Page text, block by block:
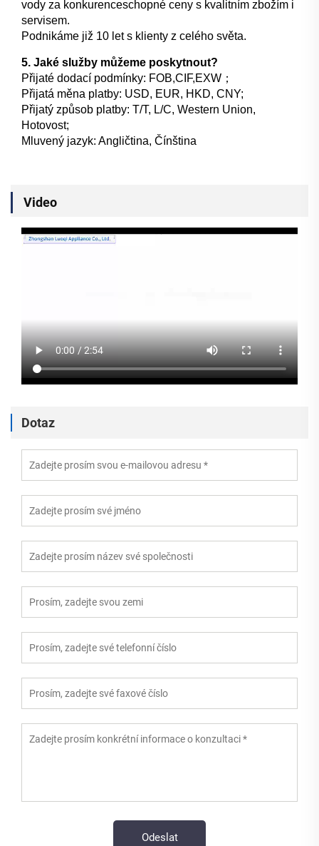
vody za konkurenceschopné ceny s kvalitním zbožím i
servisem.
Podnikáme již 10 let s klienty z celého světa.
5. Jaké služby můžeme poskytnout?
Přijaté dodací podmínky: FOB,CIF,EXW；
Přijatá měna platby: USD, EUR, HKD, CNY;
Přijatý způsob platby: T/T, L/C, Western Union,
Hotovost;
Mluvený jazyk: Angličtina, Čínština
Video
Dotaz